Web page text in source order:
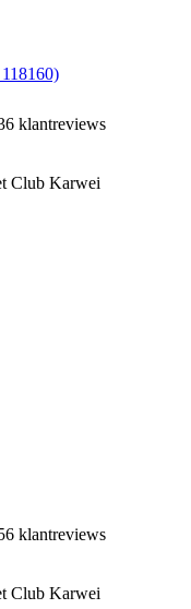
klantreviews
Club Karwei
klantreviews
Club Karwei